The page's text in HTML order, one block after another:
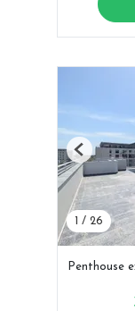
1 / 26
Previous
Penthouse